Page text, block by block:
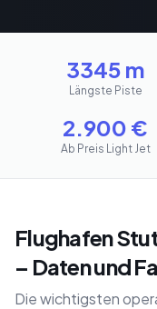
3345 m
Längste Piste
2.900 €
Ab Preis Light Jet
Flughafen
– Daten und
Die wichtigsten